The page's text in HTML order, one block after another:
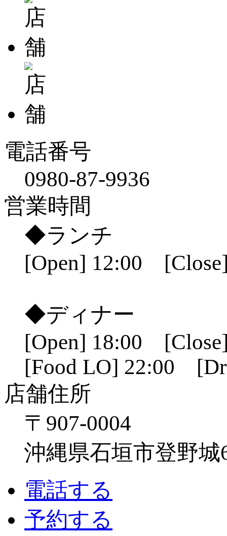
電話番号
0980-87-9936
営業時間
◆ランチ
[Open] 12:00
◆ディナー
[Open] 18:00
[Food LO] 22:00
店舗住所
〒907-0004
沖縄県石垣市登野城
電話する
予約する